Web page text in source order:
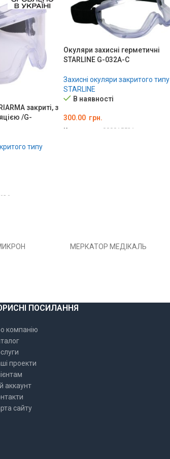
закриті, з
/G-
типу
Окуляри захисні герметичні
STARLINE G-032A-C
Захисні окуляри закритого типу
STARLINE
В наявності
300.00 грн.
Код товару: 000015531
МЕРКАТОР МЕДІКАЛЬ
ПОСИЛАННЯ
компанію
проекти
аккаунт
сайту